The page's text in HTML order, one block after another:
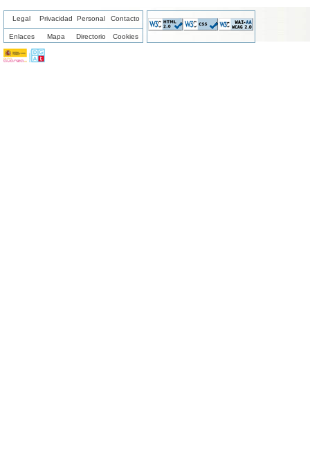
Legal Privacidad Personal Contacto
Enlaces Mapa Directorio Cookies